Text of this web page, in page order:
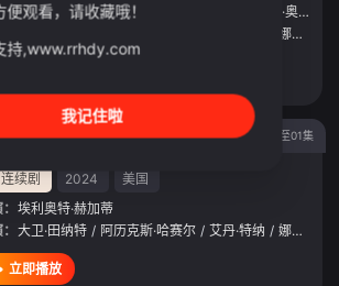
：埃利奥特·赫加蒂 / 杰米·杰伊·约翰逊
迪·科庞·奥莱利
娜菲萨·威廉姆斯
更新至01集
连续剧 2024
美国
埃利奥特·赫加蒂
大卫·田纳特 / 阿历克斯·哈赛尔 / 艾丹·特纳 / 娜菲萨·威廉姆斯
立即播放
观看，请收藏哦！
持,www.rrhdy.com
我记住啦